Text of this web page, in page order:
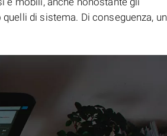
di sistema. Di conseguenza, un